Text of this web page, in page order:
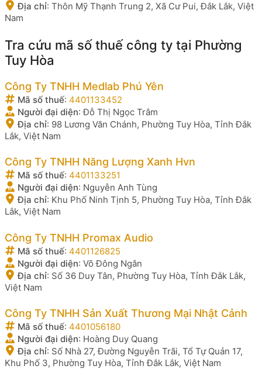
Địa chỉ: Thôn Mỹ Thạnh Trung 2, Xã Cư Pui, Đắk Lắk, Việt
Nam
Tra cứu mã số thuế công ty tại Phường
Tuy Hòa
Công Ty TNHH Medlab Phú Yên
Mã số thuế: 4401133452
Người đại diện:Đỗ Thị Ngọc Trâm
Địa chỉ: 98 Lương Văn Chánh, Phường Tuy Hòa, Tỉnh Đắk
Lắk, Việt Nam
Công Ty TNHH Năng Lượng Xanh Hvn
Mã số thuế: 4401133251
Người đại diện: Nguyễn Anh Tùng
Địa chỉ: Khu Phố Ninh Tịnh 5, Phường Tuy Hòa, Tỉnh Đắk
Lắk, Việt Nam
Công Ty TNHH Promax Audio
Mã số thuế: 4401126825
Người đại diện: Võ Đông Ngân
Địa chỉ: Số 36 Duy Tân, Phường Tuy Hòa, Tỉnh Đắk Lắk,
Việt Nam
Công Ty TNHH Sản Xuất Thương Mại Nhật Cảnh
Mã số thuế: 4401056180
Người đại diện: Hoàng Duy Quang
Địa chỉ: Số Nhà 27, Đường Nguyễn Trãi, Tổ Tự Quản 17,
Khu Phố 3, Phường Tuy Hòa, Tỉnh Đắk Lắk, Việt Nam